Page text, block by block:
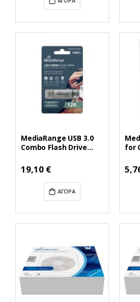
MediaRange USB 3.0
Combo Flash Drive
plug, 128GB (MR938)
Ειδική
Τιμή
19,10 €
ΑΓΟΡΆ
for